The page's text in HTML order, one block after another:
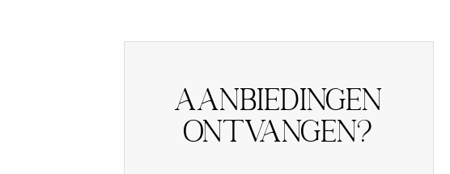
Aanbiedingen
ontvangen?